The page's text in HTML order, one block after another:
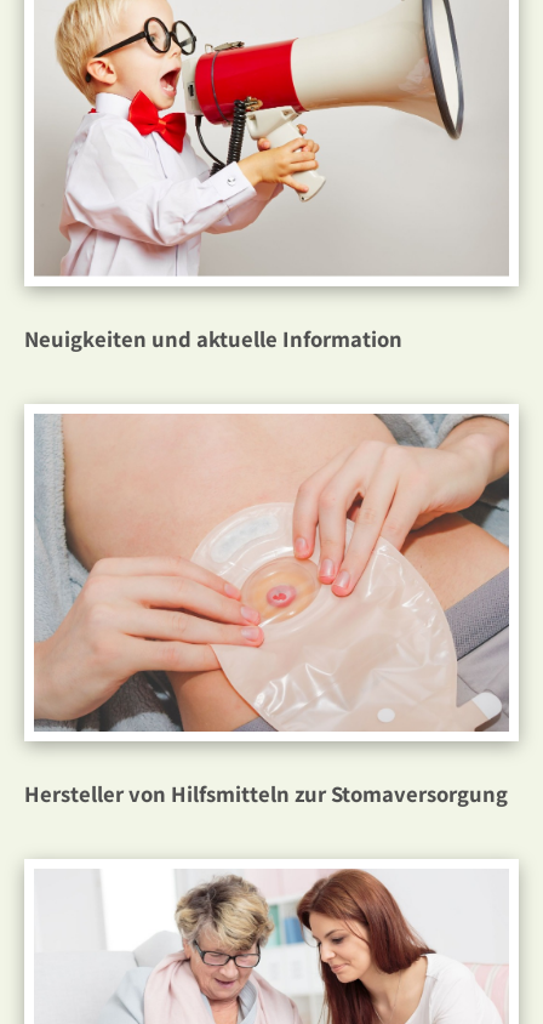
Neuigkeiten und aktuelle Information
Hersteller von Hilfsmitteln zur Stomaversorgung